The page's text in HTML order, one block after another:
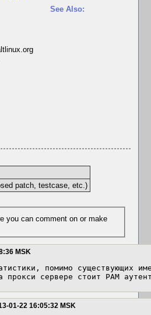
See Also:
patch, testcase, etc.)
MSK
помимо существующих
сервере стоит РАМ
01-22 16:05:32 MSK